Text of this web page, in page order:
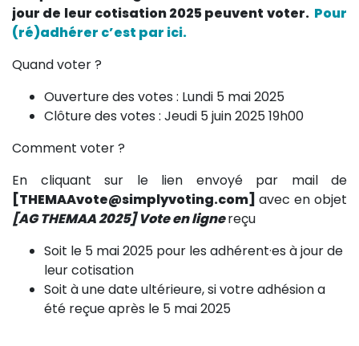
jour de leur cotisation 2025 peuvent voter. Pour
(ré)adhérer c’est par ici.
Quand voter ?
Ouverture des votes : Lundi 5 mai 2025
Clôture des votes : Jeudi 5 juin 2025 19h00
Comment voter ?
En cliquant sur le lien envoyé par mail de
[THEMAAvote@simplyvoting.com] avec en objet
[AG THEMAA 2025] Vote en lignereçu
Soit le 5 mai 2025 pour les adhérent·es à jour de
leur cotisation
Soit à une date ultérieure, si votre adhésion a
été reçue après le 5 mai 2025